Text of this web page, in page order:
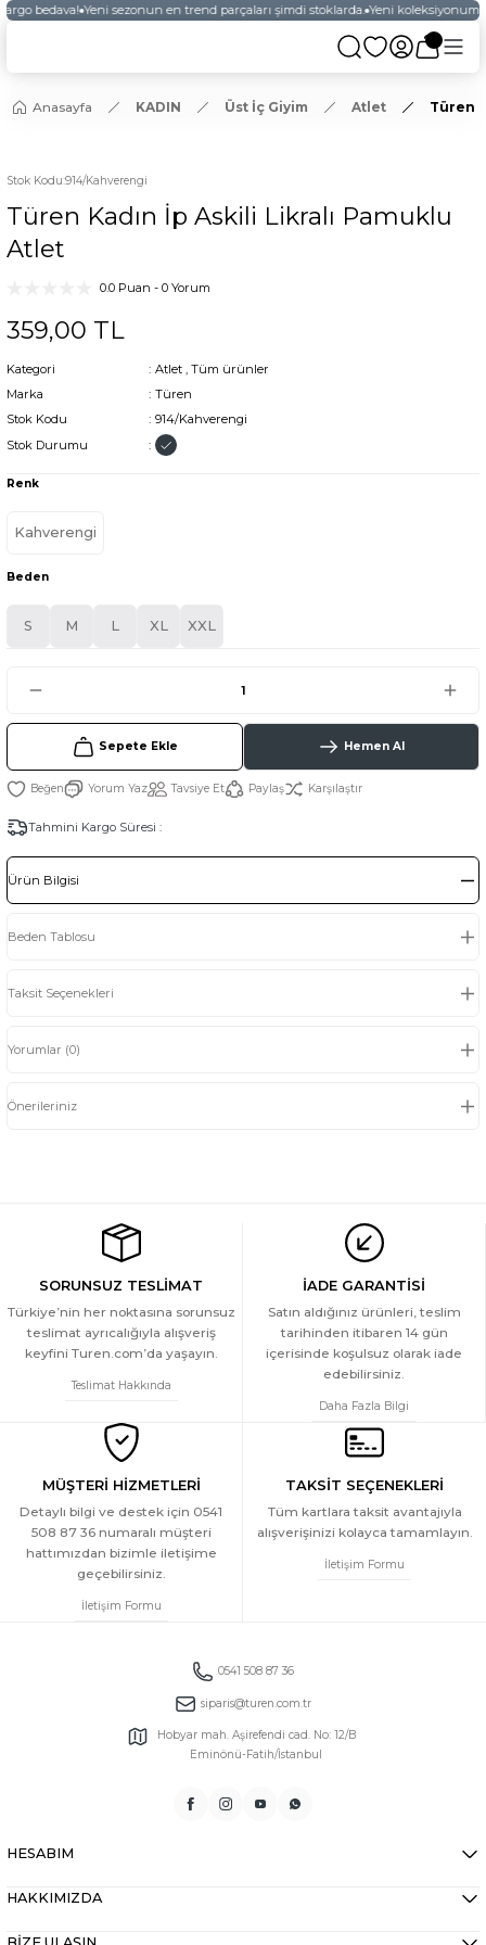
bedava! Yeni sezonun en trend parçaları şimdi stoklarda. Yeni
Anasayfa KADIN Üst İç Giyim Atlet Türen
Stok Kodu:914/Kahverengi
Türen Kadın İp Askili Likralı Pamuklu
Atlet
0.0 Puan - 0 Yorum
359,00 TL
Kategori Atlet , Tüm ürünler
Marka
Türen
Stok Kodu
914/Kahverengi
Stok Durumu
Renk
Kahverengi
Beden
S M L XL XXL
Sepete Ekle Hemen Al
Yorum Yaz Tavsiye Et Paylaş Karşılaştır
Tahmini Kargo Süresi :
Ürün Bilgisi
Beden Tablosu
Taksit Seçenekleri
Yorumlar (0)
Önerileriniz
SORUNSUZ TESLİMAT
Türkiye’nin her noktasına sorunsuz
teslimat ayrıcalığıyla alışveriş
keyfini Turen.com’da yaşayın.
Teslimat Hakkında
İADE GARANTİSİ
Satın aldığınız ürünleri, teslim
tarihinden itibaren 14 gün
içerisinde koşulsuz olarak iade
edebilirsiniz.
Daha Fazla Bilgi
MÜŞTERİ HİZMETLERİ
Detaylı bilgi ve destek için 0541
508 87 36 numaralı müşteri
hattımızdan bizimle iletişime
geçebilirsiniz.
İletişim Formu
TAKSİT SEÇENEKLERİ
Tüm kartlara taksit avantajıyla
alışverişinizi kolayca tamamlayın.
İletişim Formu
0541 508 87 36
siparis@turen.com.tr
Hobyar mah. Aşirefendi cad. No: 12/B
Eminönü-Fatih/İstanbul
HESABIM
HAKKIMIZDA